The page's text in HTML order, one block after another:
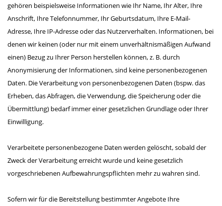
gehören beispielsweise Informationen wie Ihr Name, Ihr Alter, Ihre
Anschrift, Ihre Telefonnummer, Ihr Geburtsdatum, Ihre E-Mail-
Adresse, Ihre IP-Adresse oder das Nutzerverhalten. Informationen, bei
denen wir keinen (oder nur mit einem unverhältnismäßigen Aufwand
einen) Bezug zu Ihrer Person herstellen können, z. B. durch
Anonymisierung der Informationen, sind keine personenbezogenen
Daten. Die Verarbeitung von personenbezogenen Daten (bspw. das
Erheben, das Abfragen, die Verwendung, die Speicherung oder die
Übermittlung) bedarf immer einer gesetzlichen Grundlage oder Ihrer
Einwilligung.
Verarbeitete personenbezogene Daten werden gelöscht, sobald der
Zweck der Verarbeitung erreicht wurde und keine gesetzlich
vorgeschriebenen Aufbewahrungspflichten mehr zu wahren sind.
Sofern wir für die Bereitstellung bestimmter Angebote Ihre